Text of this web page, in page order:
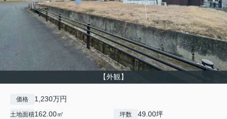
【外観】
価格 1,230万円
土地面積162.00㎡ 坪数 49.00坪